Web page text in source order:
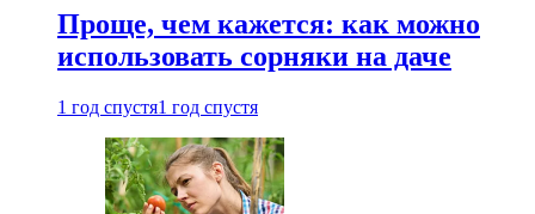
Проще, чем кажется: как можно
использовать сорняки на даче
1 год спустя1 год спустя